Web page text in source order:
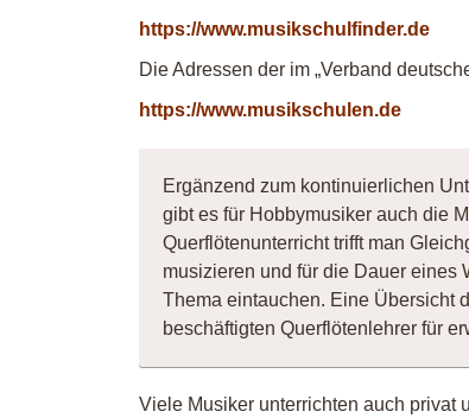
https://www.musikschulfinder.de
Die Adressen der im „Verband
https://www.musikschulen.de
Ergänzend zum kontinuierlichen
gibt es für Hobbymusiker auch die
Querflötenunterricht trifft man
musizieren und für die Dauer eines
Thema eintauchen. Eine Übersicht
beschäftigten Querflötenlehrer für
Viele Musiker unterrichten auch privat